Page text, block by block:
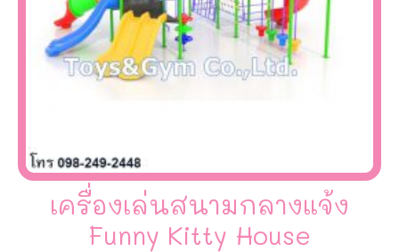
เครื่องเล่นสนามกลางแจ้ง
Funny Kitty House